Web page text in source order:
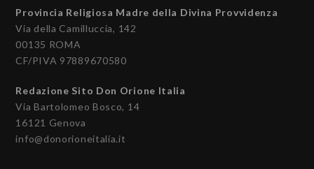
Provincia Religiosa Madre della Divina Provvidenza
Via della Camilluccia, 142
00135 ROMA
CF/PIVA 97889670580
Redazione Sito Don Orione Italia
Via Bartolomeo Bosco, 14
16121 Genova
info@donorioneitalia.it